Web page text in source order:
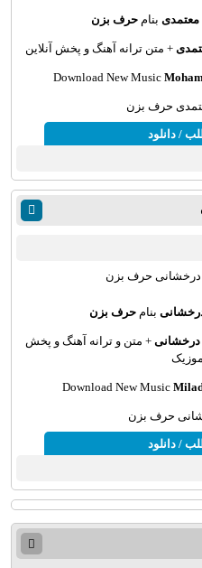
بنام حرف بزن
+ متن ترانه آهنگ و پخش آنلاین
Download New Music
حرف بزن
/ دانلود
بنام حرف بزن
درخشانی + متن و ترانه آهنگ و پخش
موزيک
Download New Music
حرف بزن
/ دانلود